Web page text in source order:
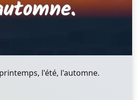
l'été, l'automne.